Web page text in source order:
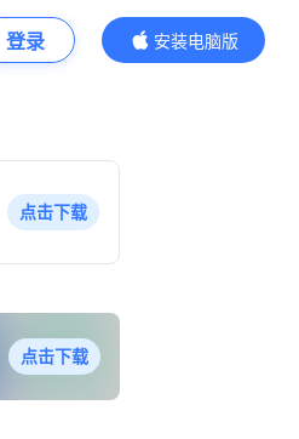
登录
安装电脑版
内容更精彩
点击下载
点击下载